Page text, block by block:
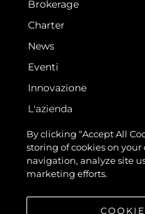
Brokerage
Charter
News
Eventi
Innovazione
L'azienda
Il Team
Lifestyle
Heritage
By clicking “Accept All
storing of cookies on
navigation, analyze site
marketing efforts.